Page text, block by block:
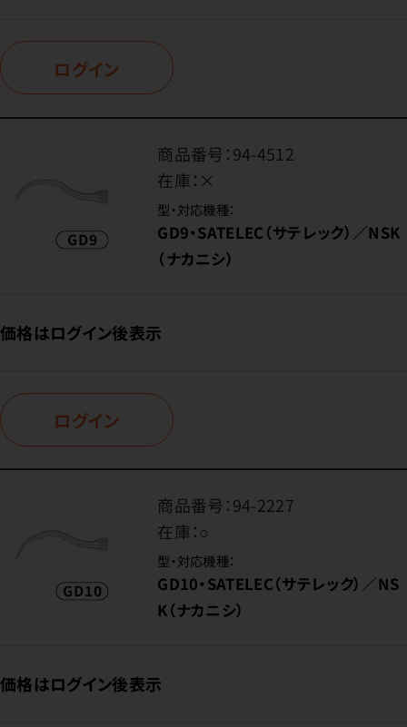
ログイン
商品番号：94-4512
在庫： ×
型・対応機種：
GD9・SATELEC（サテレック）／NSK
（ナカニシ）
価格はログイン後表示
ログイン
商品番号：94-2227
在庫：○
型・対応機種：
GD10・SATELEC（サテレック）／NS
K（ナカニシ）
価格はログイン後表示